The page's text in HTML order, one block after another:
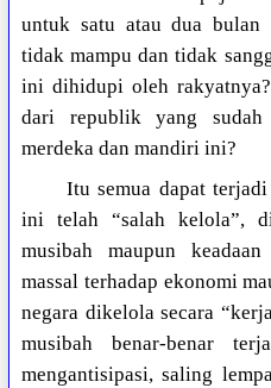
untuk satu atau dua bulan
tidak mampu dan tidak
ini dihidupi oleh
dari republik yang
merdeka dan mandiri ini?
Itu semua dapat
ini telah “salah kelola”,
musibah maupun
massal terhadap ekonomi
negara dikelola secara
musibah benar-benar
mengantisipasi, saling